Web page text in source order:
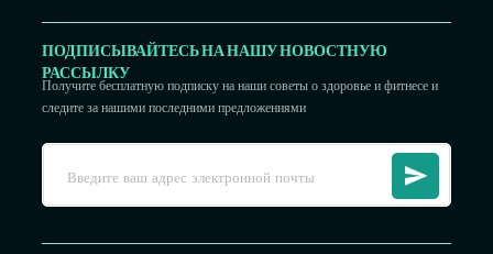
ПОДПИСЫВАЙТЕСЬ НА НАШУ НОВОСТНУЮ
РАССЫЛКУ
Получите бесплатную подписку на наши советы о здоровье и фитнесе и
следите за нашими последними предложениями